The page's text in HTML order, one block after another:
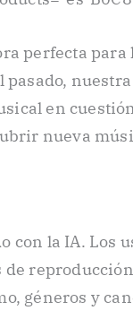
perfecta
en
nueva
con la IA. Los
géneros y